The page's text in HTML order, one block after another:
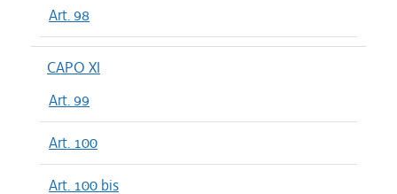
Art. 98
CAPO XI
Art. 99
Art. 100
Art. 100 bis